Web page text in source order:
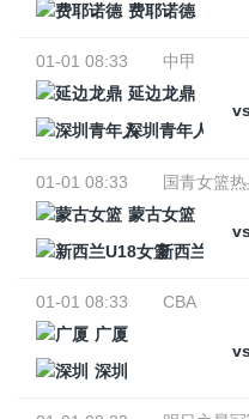
费耶诺德
01-01 08:33
中甲
延边龙鼎
深圳青年人
01-01 08:33
国青女篮
蒙古女篮
新西兰U18
01-01 08:33
CBA
广厦
深圳